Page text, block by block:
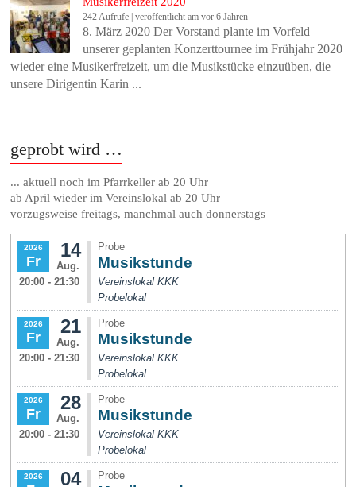
242 Aufrufe |veröffentlicht am vor 6 Jahren
8. März 2020 Der Vorstand plante im Vorfeld
unserer geplanten Konzerttournee im Frühjahr 2020
wieder eine Musikerfreizeit, um die Musikstücke einzuüben, die
unsere Dirigentin Karin ...
geprobt wird …
... aktuell noch im Pfarrkeller ab 20 Uhr
ab April wieder im Vereinslokal ab 20 Uhr
vorzugsweise freitags, manchmal auch donnerstags